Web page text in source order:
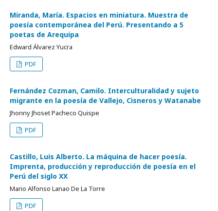
Miranda, María. Espacios en miniatura. Muestra de
poesía contemporánea del Perú. Presentando a 5
poetas de Arequipa
Edward Álvarez Yucra
PDF
Fernández Cozman, Camilo. Interculturalidad y sujeto
migrante en la poesía de Vallejo, Cisneros y Watanabe
Jhonny Jhoset Pacheco Quispe
PDF
Castillo, Luis Alberto. La máquina de hacer poesía.
Imprenta, producción y reproducción de poesía en el
Perú del siglo XX
Mario Alfonso Lanao De La Torre
PDF